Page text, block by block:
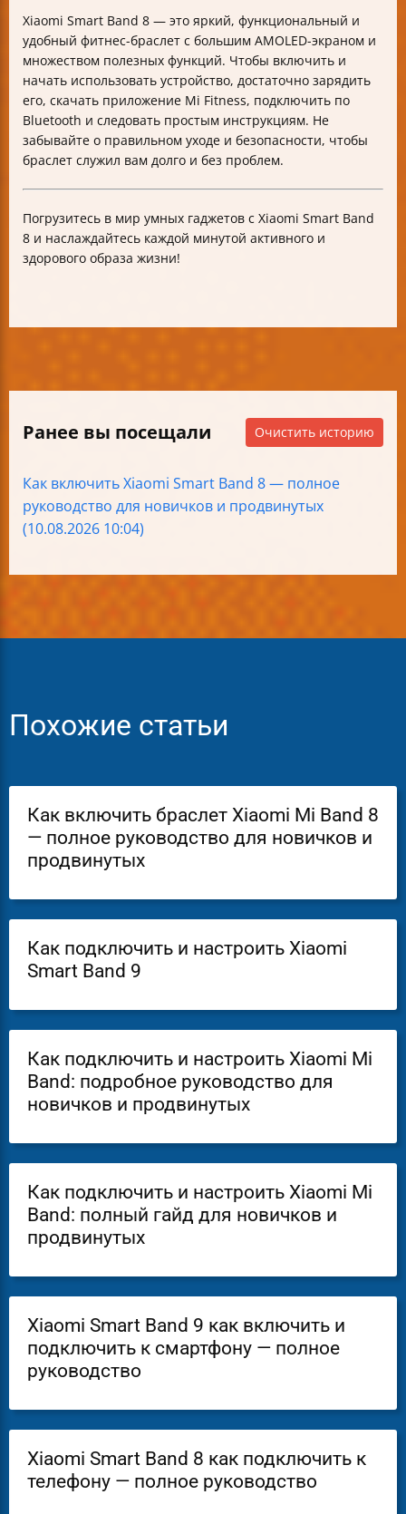
Xiaomi Smart Band 8 — это яркий, функциональный и
удобный фитнес-браслет с большим AMOLED-экраном и
множеством полезных функций. Чтобы включить и
начать использовать устройство, достаточно зарядить
его, скачать приложение Mi Fitness, подключить по
Bluetooth и следовать простым инструкциям. Не
забывайте о правильном уходе и безопасности, чтобы
браслет служил вам долго и без проблем.
Погрузитесь в мир умных гаджетов с Xiaomi Smart Band
8 и наслаждайтесь каждой минутой активного и
здорового образа жизни!
Ранее вы посещали Очистить историю
Как включить Xiaomi Smart Band 8 — полное
руководство для новичков и продвинутых
(10.08.2026 10:04)
Похожие статьи
Как включить браслет Xiaomi Mi Band 8
— полное руководство для новичков и
продвинутых
Как подключить и настроить Xiaomi
Smart Band 9
Как подключить и настроить Xiaomi Mi
Band: подробное руководство для
новичков и продвинутых
Как подключить и настроить Xiaomi Mi
Band: полный гайд для новичков и
продвинутых
Xiaomi Smart Band 9 как включить и
подключить к смартфону — полное
руководство
Xiaomi Smart Band 8 как подключить к
телефону — полное руководство